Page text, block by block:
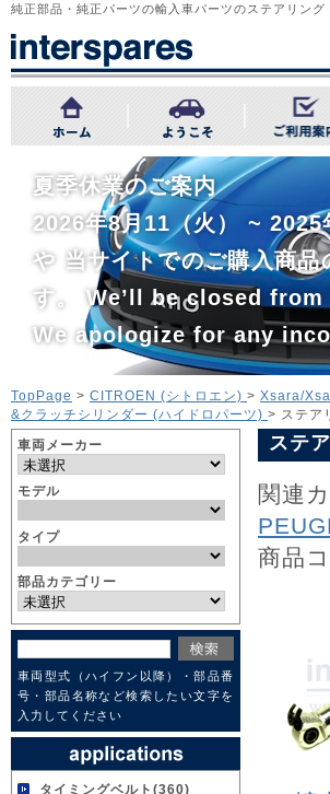
純正部品・純正パーツの輸入車パーツのステアリン
夏季休業のご案内
2026年8月11（火） ~ 2025
や 当サイトでのご購入商
す。 We’ll be closed
We apologize for any
TopPage > CITROEN (シトロエン) > Xsara/
&クラッチシリンダー (ハイドロパーツ) > ステア
車両メーカー
モデル
タイプ
部品カテゴリー
車両型式（ハイフン以降）・部品番
号・部品名称など検索したい文字を
入力してください
タイミングベルト(360)
ステ
関連
商品